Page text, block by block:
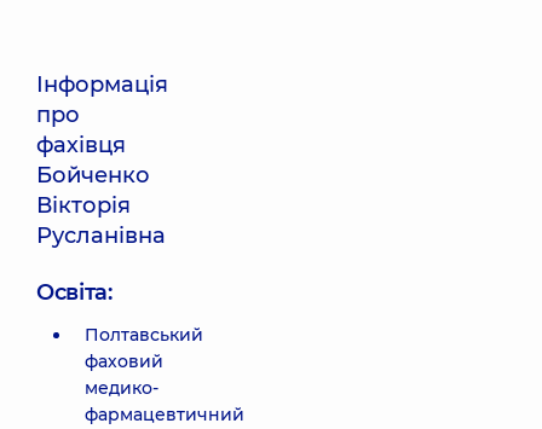
Інформація
про
фахівця
Бойченко
Вікторія
Русланівна
Освіта:
Полтавський
фаховий
медико-
фармацевтичний